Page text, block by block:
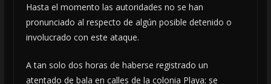
Hasta el momento las autoridades no se han
pronunciado al respecto de algún posible detenido o
involucrado con este ataque.
A tan solo dos horas de haberse registrado un
atentado de bala en calles de la colonia Playa; se